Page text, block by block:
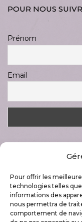
Pour offrir les
technologies telles
informations des
nous permettra de
comportement de
POUR NOUS
Prénom
Email
DERNIER ARTICLE
Magnifique
17 juillet 2023